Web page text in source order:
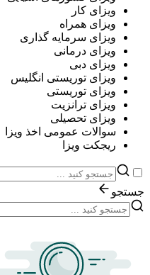
ویزای کار
ویزای همراه
ویزای سرمایه گذاری
ویزای درمانی
ویزای دبی
ویزای توریستی انگلیس
ویزای توریستی
ویزای ترانزیت
ویزای تحصیلی
سوالات عمومی اخذ ویزا
ریجکت ویزا
جستجو